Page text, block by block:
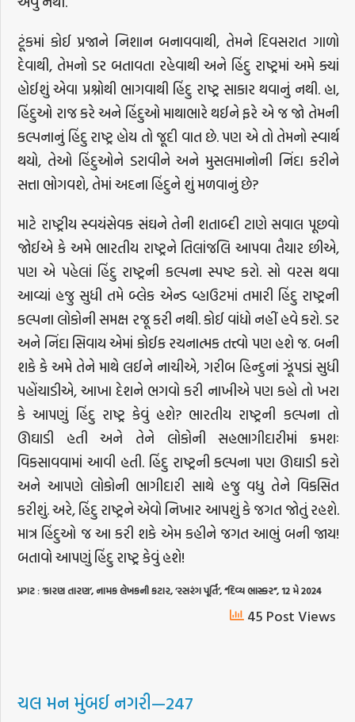
ટૂંકમાં કોઈ પ્રજાને નિશાન બનાવવાથી, તેમને દિવસરાત ગાળો
દેવાથી, તેમનો ડર બતાવતા રહેવાથી અને હિંદુ રાષ્ટ્રમાં અમે ક્યાં
હોઈશું એવા પ્રશ્નોથી ભાગવાથી હિંદુ રાષ્ટ્ર સાકાર થવાનું નથી. હા,
હિંદુઓ રાજ કરે અને હિંદુઓ માથાભારે થઈને ફરે એ જ જો તેમની
કલ્પનાનું હિંદુ રાષ્ટ્ર હોય તો જૂદી વાત છે. પણ એ તો તેમનો સ્વાર્થ
થયો, તેઓ હિંદુઓને ડરાવીને અને મુસલમાનોની નિંદા કરીને
સત્તા ભોગવશે, તેમાં અદના હિંદુને શું મળવાનું છે?
માટે રાષ્ટ્રીય સ્વયંસેવક સંઘને તેની શતાબ્દી ટાણે સવાલ પૂછવો
જોઈએ કે અમે ભારતીય રાષ્ટ્રને તિલાંજલિ આપવા તૈયાર છીએ,
પણ એ પહેલાં હિંદુ રાષ્ટ્રની કલ્પના સ્પષ્ટ કરો. સો વરસ થવા
આવ્યાં હજુ સુધી તમે બ્લેક એન્ડ વ્હાઉટમાં તમારી હિંદુ રાષ્ટ્રની
કલ્પના લોકોની સમક્ષ રજૂ કરી નથી. કોઈ વાંધો નહીં હવે કરો. ડર
અને નિંદા સિવાય એમાં કોઈક રચનાત્મક તત્ત્વો પણ હશે જ. બની
શકે કે અમે તેને માથે લઈને નાચીએ, ગરીબ હિન્દુનાં ઝૂંપડાં સુધી
પહોંચાડીએ, આખા દેશને ભગવો કરી નાખીએ પણ કહો તો ખરા
કે આપણું હિંદુ રાષ્ટ્ર કેવું હશે? ભારતીય રાષ્ટ્રની કલ્પના તો
ઊઘાડી હતી અને તેને લોકોની સહભાગીદારીમાં ક્રમશઃ
વિકસાવવામાં આવી હતી. હિંદુ રાષ્ટ્રની કલ્પના પણ ઊઘાડી કરો
અને આપણે લોકોની ભાગીદારી સાથે હજુ વધુ તેને વિકસિત
કરીશું. અરે, હિંદુ રાષ્ટ્રને એવો નિખાર આપશું કે જગત જોતું રહશે.
માત્ર હિંદુઓ જ આ કરી શકે એમ કહીને જગત આભું બની જાય!
બતાવો આપણું હિંદુ રાષ્ટ્ર કેવું હશે!
પ્રગટ : ‘કારણતારણ’,નામકલેખકનીકટાર, ‘રસરંગપૂર્તિ’, “દિવ્યભાસ્કર”, 12મે2024
45 Post Views
ચલ મન મુંબઈ નગરી—247